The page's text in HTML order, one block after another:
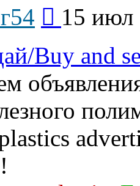
последнему
15 июл
Buy and